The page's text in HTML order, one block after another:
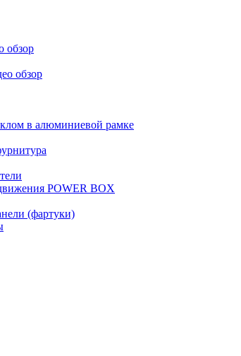
обзор
обзор
в алюминиевой рамке
POWER BOX
(фартуки)